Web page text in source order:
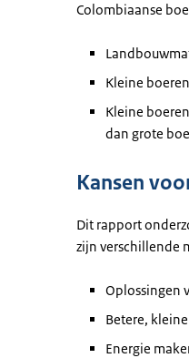
Colombiaanse
Kleine
Kleine
dan grote
Kansen
Dit rapport
zijn verschillende
Oplossingen
Betere,
Energie